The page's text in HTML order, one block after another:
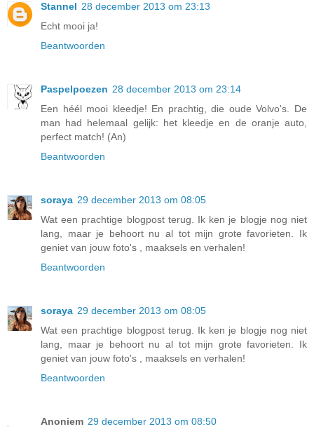
Stannel 28 december 2013 om 23:13
Echt mooi ja!
Beantwoorden
Paspelpoezen 28 december 2013 om 23:14
Een héél mooi kleedje! En prachtig, die oude Volvo's. De
man had helemaal gelijk: het kleedje en de oranje auto,
perfect match! (An)
Beantwoorden
soraya 29 december 2013 om 08:05
Wat een prachtige blogpost terug. Ik ken je blogje nog niet
lang, maar je behoort nu al tot mijn grote favorieten. Ik
geniet van jouw foto's , maaksels en verhalen!
Beantwoorden
soraya 29 december 2013 om 08:05
Wat een prachtige blogpost terug. Ik ken je blogje nog niet
lang, maar je behoort nu al tot mijn grote favorieten. Ik
geniet van jouw foto's , maaksels en verhalen!
Beantwoorden
Anoniem 29 december 2013 om 08:50